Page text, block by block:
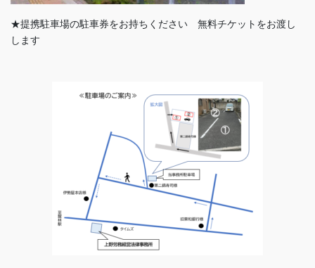
★提携駐車場の駐車券をお持ちください 無料チケットをお渡し
します